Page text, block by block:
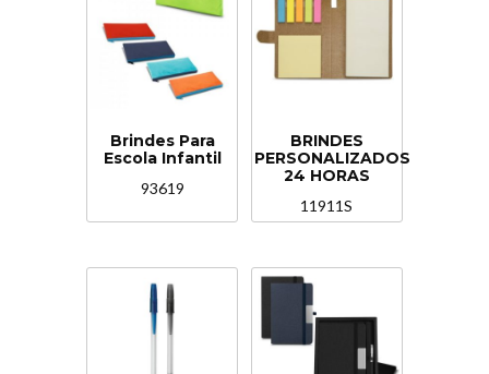
Brindes Para
Escola Infantil
93619
BRINDES
PERSONALIZADOS
24 HORAS
11911S